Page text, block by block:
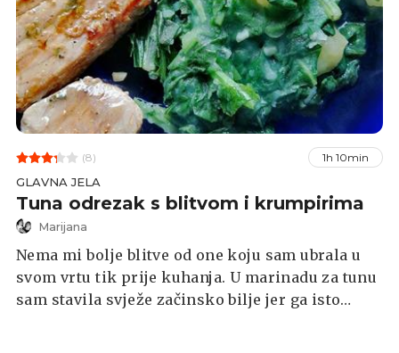
(8) 1h 10min
GLAVNA JELA
Tuna odrezak s blitvom i krumpirima
Marijana
Nema mi bolje blitve od one koju sam ubrala u
svom vrtu tik prije kuhanja. U marinadu za tunu
sam stavila svježe začinsko bilje jer ga isto